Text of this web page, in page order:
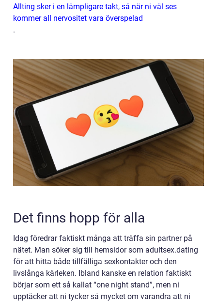
Allting sker i en lämpligare takt, så när ni väl ses
kommer all nervositet vara överspelad
.
Det finns hopp för alla
Idag föredrar faktiskt många att träffa sin partner på
nätet. Man söker sig till hemsidor som adultsex.dating
för att hitta både tillfälliga sexkontakter och den
livslånga kärleken. Ibland kanske en relation faktiskt
börjar som ett så kallat “one night stand”, men ni
upptäcker att ni tycker så mycket om varandra att ni